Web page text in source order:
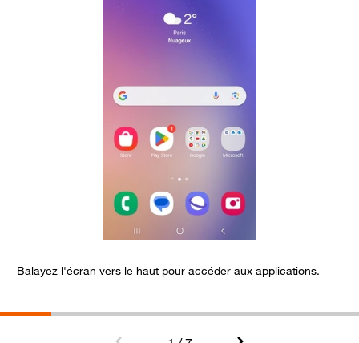
Balayez l'écran vers le haut pour accéder aux applications.